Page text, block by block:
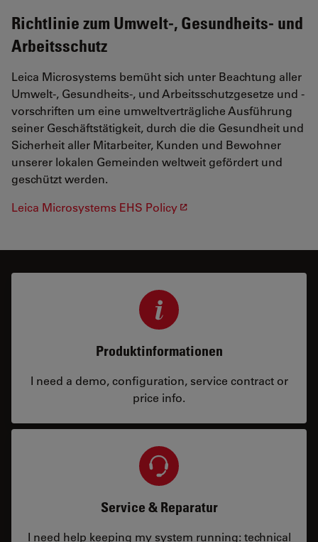
Richtlinie zum Umwelt-, Gesundheits- und
Arbeitsschutz
Leica Microsystems bemüht sich unter Beachtung aller
Umwelt-, Gesundheits-, und Arbeitsschutzgesetze und -
vorschriften um eine umweltverträgliche Ausführung
seiner Geschäftstätigkeit, durch die die Gesundheit und
Sicherheit aller Mitarbeiter, Kunden und Bewohner
unserer lokalen Gemeinden weltweit gefördert und
geschützt werden.
Leica Microsystems EHS Policy
Produktinformationen
I need a demo, configuration, service contract or
price info.
Service & Reparatur
I need help keeping my system running: technical